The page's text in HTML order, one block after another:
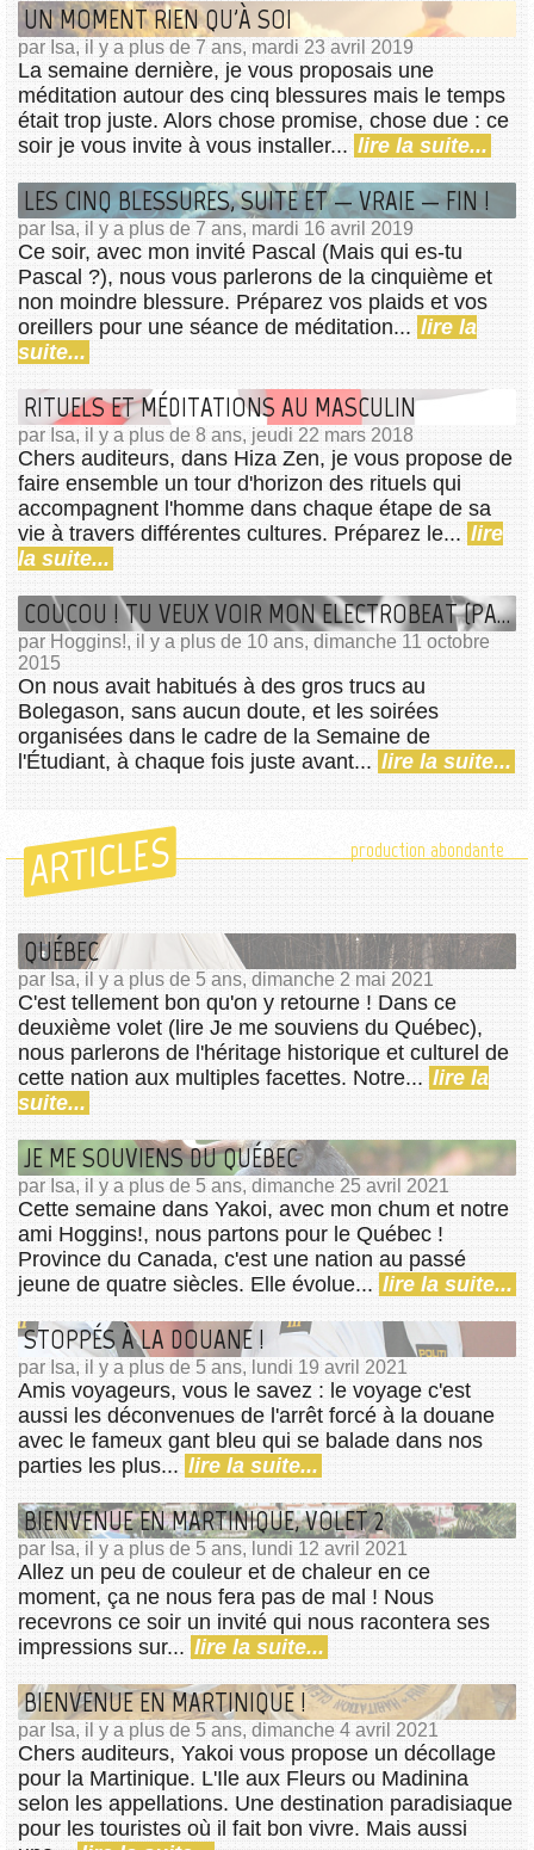
UN MOMENT RIEN QU'À SOI
par Isa, il y a plus de 7 ans, mardi 23 avril 2019
La semaine dernière, je vous proposais une
méditation autour des cinq blessures mais le temps
était trop juste. Alors chose promise, chose due : ce
soir je vous invite à vous installer... lire la suite...
LES CINQ BLESSURES, SUITE ET — VRAIE — FIN !
par Isa, il y a plus de 7 ans, mardi 16 avril 2019
Ce soir, avec mon invité Pascal (Mais qui es-tu
Pascal ?), nous vous parlerons de la cinquième et
non moindre blessure. Préparez vos plaids et vos
oreillers pour une séance de méditation... lire la
suite...
RITUELS ET MÉDITATIONS AU MASCULIN
par Isa, il y a plus de 8 ans, jeudi 22 mars 2018
Chers auditeurs, dans Hiza Zen, je vous propose de
faire ensemble un tour d'horizon des rituels qui
accompagnent l'homme dans chaque étape de sa
vie à travers différentes cultures. Préparez le... lire
la suite...
COUCOU ! TU VEUX VOIR MON ELECTROBEAT (PARTY) ?
par Hoggins!, il y a plus de 10 ans, dimanche 11 octobre
2015
On nous avait habitués à des gros trucs au
Bolegason, sans aucun doute, et les soirées
organisées dans le cadre de la Semaine de
l'Étudiant, à chaque fois juste avant... lire la suite...
ARTICLES production abondante
QUÉBEC
par Isa, il y a plus de 5 ans, dimanche 2 mai 2021
C'est tellement bon qu'on y retourne ! Dans ce
deuxième volet (lire Je me souviens du Québec),
nous parlerons de l'héritage historique et culturel de
cette nation aux multiples facettes. Notre... lire la
suite...
JE ME SOUVIENS DU QUÉBEC
par Isa, il y a plus de 5 ans, dimanche 25 avril 2021
Cette semaine dans Yakoi, avec mon chum et notre
ami Hoggins!, nous partons pour le Québec !
Province du Canada, c'est une nation au passé
jeune de quatre siècles. Elle évolue... lire la suite...
STOPPÉS À LA DOUANE !
par Isa, il y a plus de 5 ans, lundi 19 avril 2021
Amis voyageurs, vous le savez : le voyage c'est
aussi les déconvenues de l'arrêt forcé à la douane
avec le fameux gant bleu qui se balade dans nos
parties les plus... lire la suite...
BIENVENUE EN MARTINIQUE, VOLET 2
par Isa, il y a plus de 5 ans, lundi 12 avril 2021
Allez un peu de couleur et de chaleur en ce
moment, ça ne nous fera pas de mal ! Nous
recevrons ce soir un invité qui nous racontera ses
impressions sur... lire la suite...
BIENVENUE EN MARTINIQUE !
par Isa, il y a plus de 5 ans, dimanche 4 avril 2021
Chers auditeurs, Yakoi vous propose un décollage
pour la Martinique. L'Ile aux Fleurs ou Madinina
selon les appellations. Une destination paradisiaque
pour les touristes où il fait bon vivre. Mais aussi